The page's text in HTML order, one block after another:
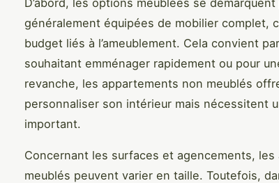
généralement équipées de mobilier complet,
budget liés à l’ameublement. Cela convient
souhaitant emménager rapidement ou pour
revanche, les appartements non meublés
personnaliser son intérieur mais nécessitent
important.
Concernant les surfaces et agencements,
meublés peuvent varier en taille. Toutefois,